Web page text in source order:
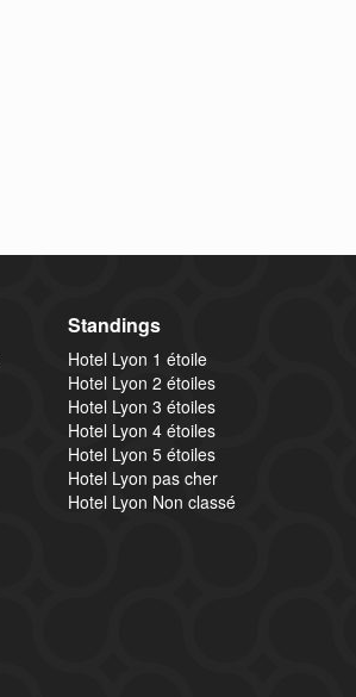
Standings
Hotel Lyon 1 étoile
Hotel Lyon 2 étoiles
Hotel Lyon 3 étoiles
Hotel Lyon 4 étoiles
Hotel Lyon 5 étoiles
Hotel Lyon pas cher
Hotel Lyon Non classé